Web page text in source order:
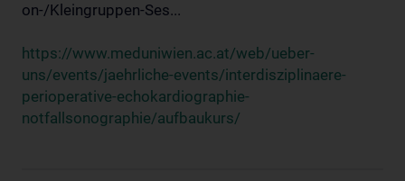
on-/Kleingruppen-Ses...
https://www.meduniwien.ac.at/web/ueber-
uns/events/jaehrliche-events/interdisziplinaere-
perioperative-echokardiographie-
notfallsonographie/aufbaukurs/